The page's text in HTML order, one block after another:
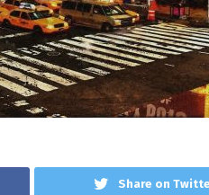
Share on